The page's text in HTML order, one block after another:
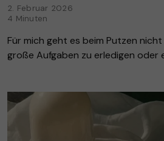
2. Februar 2026
4 Minuten
Für mich geht es beim Putzen
große Aufgaben zu erledigen oder